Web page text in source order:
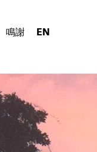
鳴謝 EN